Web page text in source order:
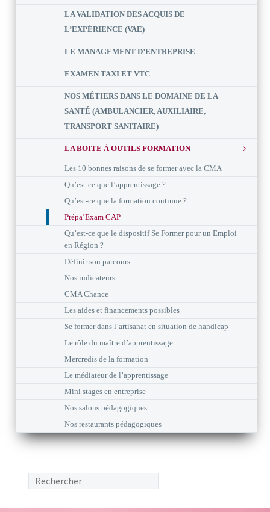
LA VALIDATION DES ACQUIS DE
L’EXPÉRIENCE (VAE)
LE MANAGEMENT D’ENTREPRISE
EXAMEN TAXI ET VTC
NOS MÉTIERS DANS LE DOMAINE DE LA
SANTÉ (AMBULANCIER, AUXILIAIRE,
TRANSPORT SANITAIRE)
LA BOITE À OUTILS FORMATION
Les 10 bonnes raisons de se former avec la CMA
Qu’est-ce que l’apprentissage ?
Qu’est-ce que la formation continue ?
Prépa’Exam CAP
Qu’est-ce que le dispositif Se Former pour un Emploi
en Région ?
Définir son parcours
Nos indicateurs
CMA Chance
Les aides et financements possibles
Se former dans l’artisanat en situation de handicap
Le rôle du maître d’apprentissage
Mercredis de la formation
Le médiateur de l’apprentissage
Mini stages en entreprise
Nos salons pédagogiques
Nos restaurants pédagogiques